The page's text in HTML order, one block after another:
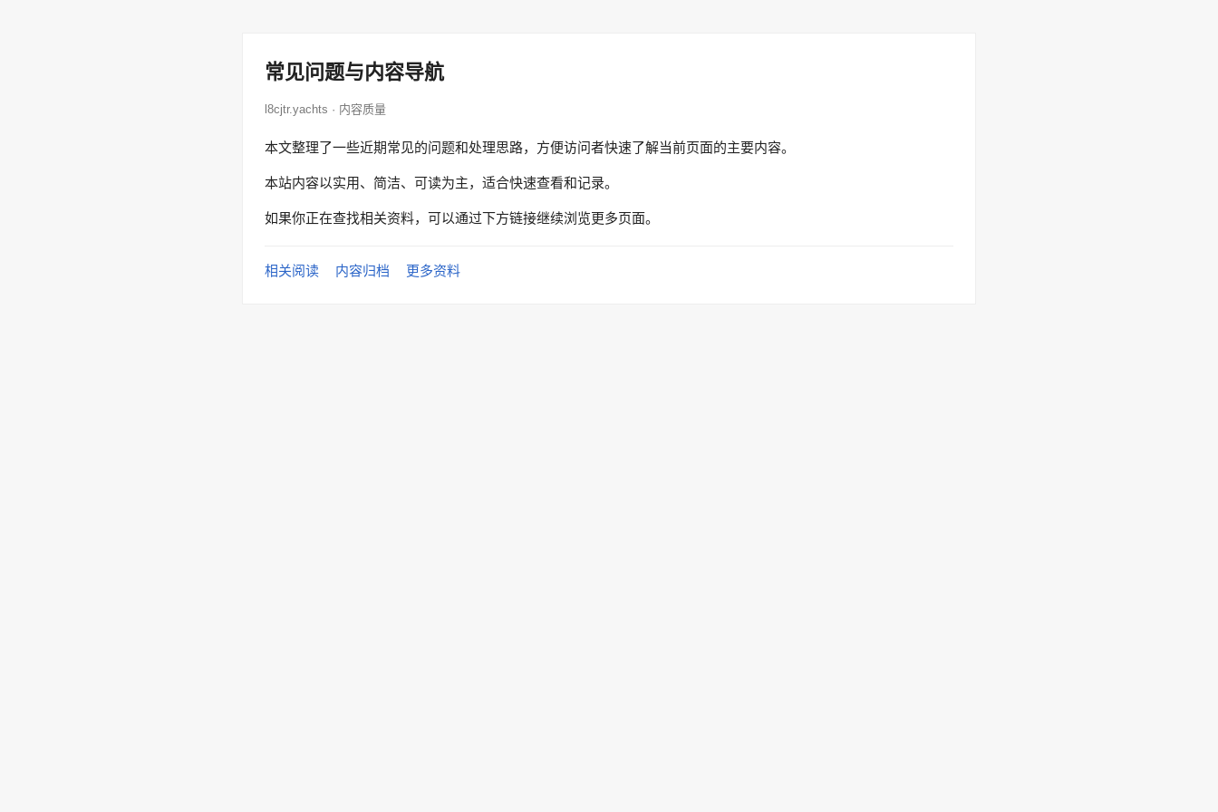
常见问题与内容导航
l8cjtr.yachts · 内容质量
本文整理了一些近期常见的问题和处理思路，方便访问者快速了解当前页面的主要内容。
本站内容以实用、简洁、可读为主，适合快速查看和记录。
如果你正在查找相关资料，可以通过下方链接继续浏览更多页面。
相关阅读 内容归档 更多资料